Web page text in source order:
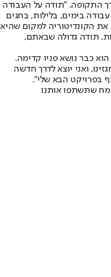
התקופה. "תודה על העבודה
בימים, בלילות, בחגים
את הקונדיטוריה למקום שהיא
תודה גדולה שבאתם,
כבר נושא פניו קדימה.
ואני יוצא לדרך חדשה
בפרויקט הבא שלי".
שתשתפו אותנו